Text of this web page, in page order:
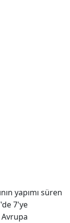
yapımı süren
7'ye